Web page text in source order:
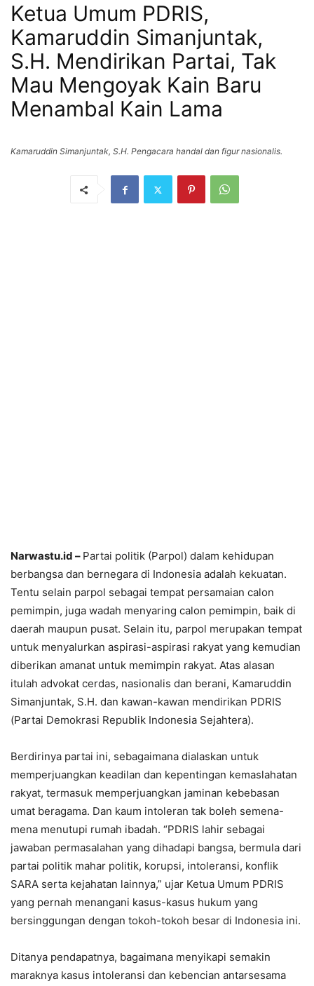
Ketua Umum PDRIS,
Kamaruddin Simanjuntak,
S.H. Mendirikan Partai, Tak
Mau Mengoyak Kain Baru
Menambal Kain Lama
Kamaruddin Simanjuntak, S.H. Pengacara handal dan figur nasionalis.
Narwastu.id – Partai politik (Parpol) dalam kehidupan
berbangsa dan bernegara di Indonesia adalah kekuatan.
Tentu selain parpol sebagai tempat persamaian calon
pemimpin, juga wadah menyaring calon pemimpin, baik di
daerah maupun pusat. Selain itu, parpol merupakan tempat
untuk menyalurkan aspirasi-aspirasi rakyat yang kemudian
diberikan amanat untuk memimpin rakyat. Atas alasan
itulah advokat cerdas, nasionalis dan berani, Kamaruddin
Simanjuntak, S.H. dan kawan-kawan mendirikan PDRIS
(Partai Demokrasi Republik Indonesia Sejahtera).
Berdirinya partai ini, sebagaimana dialaskan untuk
memperjuangkan keadilan dan kepentingan kemaslahatan
rakyat, termasuk memperjuangkan jaminan kebebasan
umat beragama. Dan kaum intoleran tak boleh semena-
mena menutupi rumah ibadah. “PDRIS lahir sebagai
jawaban permasalahan yang dihadapi bangsa, bermula dari
partai politik mahar politik, korupsi, intoleransi, konflik
SARA serta kejahatan lainnya,” ujar Ketua Umum PDRIS
yang pernah menangani kasus-kasus hukum yang
bersinggungan dengan tokoh-tokoh besar di Indonesia ini.
Ditanya pendapatnya, bagaimana menyikapi semakin
maraknya kasus intoleransi dan kebencian antarsesama